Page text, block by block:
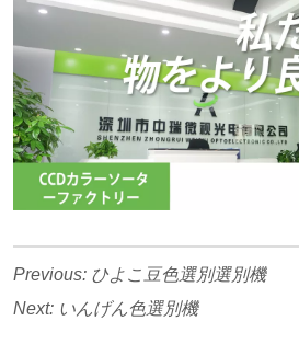
Previous: ひよこ豆色選別選別機
Next: いんげん色選別機